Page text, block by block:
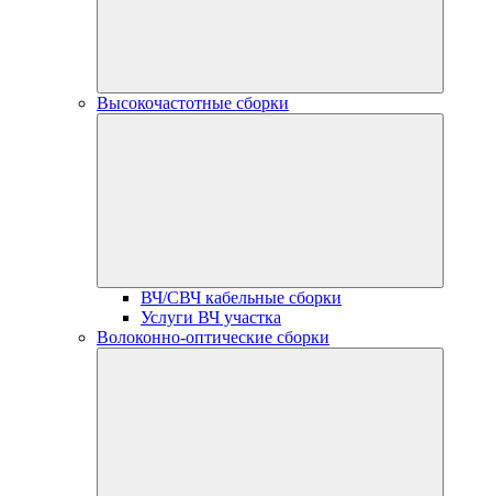
Высокочастотные сборки
ВЧ/СВЧ кабельные сборки
Услуги ВЧ участка
Волоконно-оптические сборки